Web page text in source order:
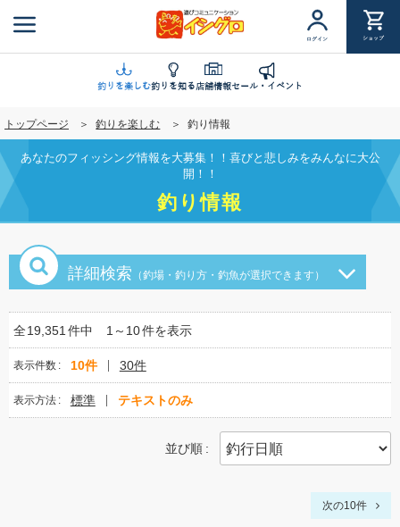
ン
に
移
動
ログイン ショップ
釣りを楽しむ釣りを知る店舗情報セール・イベント
トップページ 釣りを楽しむ 釣り情報
あなたのフィッシング情報を大募集！！喜びと悲しみをみんなに大公
開！！
釣り情報
詳細検索 （釣場・釣り方・釣魚が選択できます）
全19,351 件中 1～10件を表示
表示件数 10件 30件
表示方法 標準 テキストのみ
並び順
次の10件